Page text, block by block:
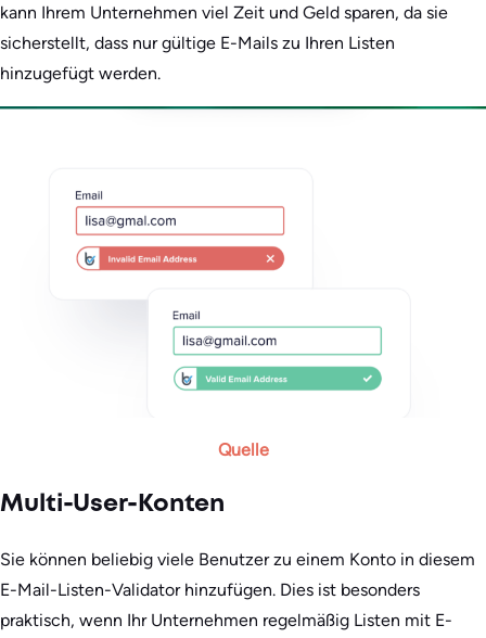
kann Ihrem Unternehmen viel Zeit und Geld sparen, da sie
sicherstellt, dass nur gültige E-Mails zu Ihren Listen
hinzugefügt werden.
Quelle
Multi-User-Konten
Sie können beliebig viele Benutzer zu einem Konto in diesem
E-Mail-Listen-Validator hinzufügen. Dies ist besonders
praktisch, wenn Ihr Unternehmen regelmäßig Listen mit E-